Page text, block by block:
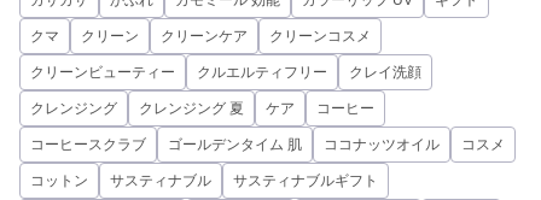
クマ クリーン クリーンケア クリーンコスメ
クリーンビューティー クルエルティフリー クレイ洗顔
クレンジング クレンジング 夏 ケア コーヒー
コーヒースクラブ ゴールデンタイム 肌 ココナッツオイル コスメ
コットン サスティナブル サスティナブルギフト